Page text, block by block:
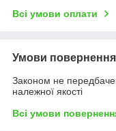
Всі умови оплати
Умови повернення
Законом не
належної якості
Всі умови